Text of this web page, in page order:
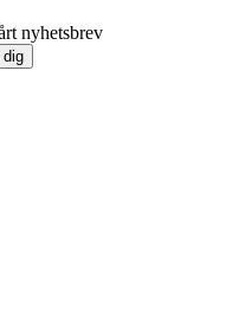
nyhetsbrev
dig